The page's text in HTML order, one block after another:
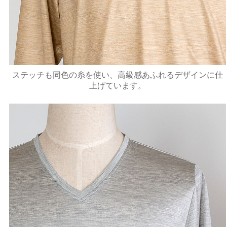
ステッチも同色の糸を使い、高級感あふれるデザインに仕
上げています。